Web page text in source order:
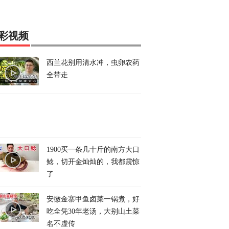
视频
西兰花别用清水冲，虫卵农药
全带走
1900买一条几十斤的南方大口
鲶，切开金灿灿的，我都震惊
了
安徽金寨甲鱼卤菜一锅煮，好
吃全凭30年老汤，大别山土菜
名不虚传